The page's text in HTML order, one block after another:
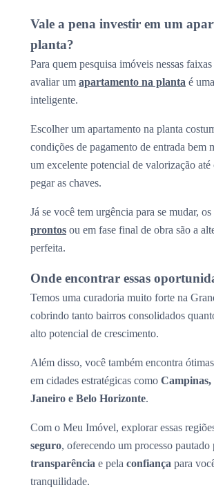
Vale a pena investir em um
planta?
Para quem pesquisa imóveis nessas
avaliar um apartamento na planta é
inteligente.
Escolher um apartamento na planta
condições de pagamento de entrada bem
um excelente potencial de valorização
pegar as chaves.
Já se você tem urgência para se mudar, os
prontos ou em fase final de obra são a
perfeita.
Onde encontrar essas
Temos uma curadoria muito forte na
cobrindo tanto bairros consolidados
alto potencial de crescimento.
Além disso, você também encontra
em cidades estratégicas como Campinas,
Janeiro e Belo Horizonte.
Com o Meu Imóvel, explorar essas
seguro, oferecendo um processo pautado
transparência e pela confiança para
tranquilidade.